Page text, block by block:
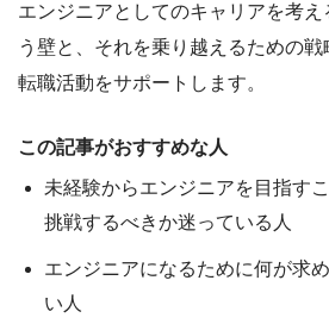
エンジニアとしてのキャリアを考
う壁と、それを乗り越えるための
転職活動をサポートします。
この記事がおすすめな人
未経験からエンジニアを目指す
挑戦するべきか迷っている人
エンジニアになるために何が求
い人